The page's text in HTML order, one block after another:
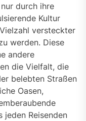
durch ihre
Kultur
versteckter
werden. Diese
andere
die Vielfalt, die
belebten Straßen
Oasen,
jeden Reisenden